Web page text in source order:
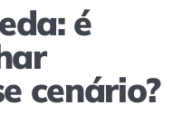
é
cenário?